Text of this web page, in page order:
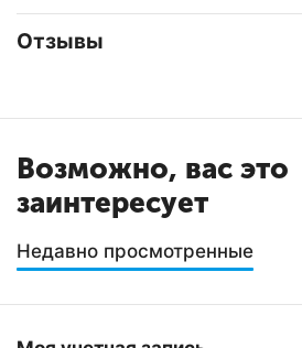
Отзывы
Возможно, вас это
заинтересует
Недавно просмотренные